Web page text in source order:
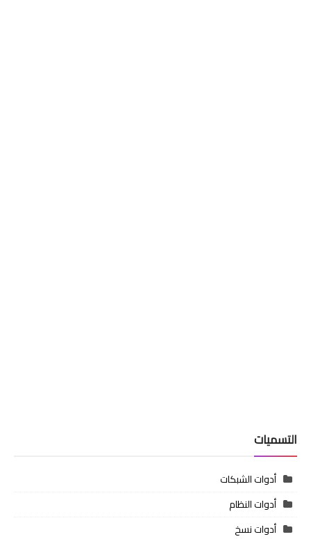
التسميات
أدوات الشبكات
أدوات النظام
أدوات نسخ